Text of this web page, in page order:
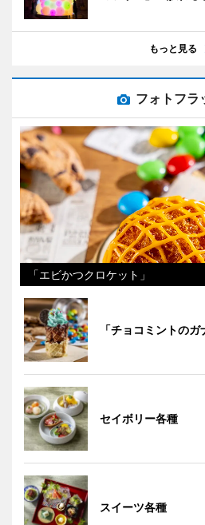
もっと見る
フォトフラ
「エビかつクロケット」
「チョコミントのガ
セイボリー各種
スイーツ各種